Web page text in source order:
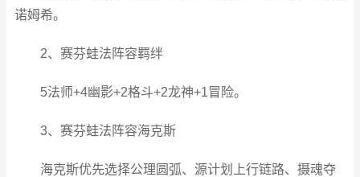
诺姆希。
2、赛芬蛙法阵容羁绊
5法师+4幽影+2格斗+2龙神+1冒险。
3、赛芬蛙法阵容海克斯
海克斯优先选择公理圆弧、源计划上行链路、摄魂夺